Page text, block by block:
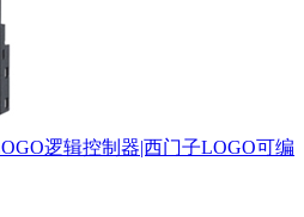
逻辑控制器|西门子LOGO可编